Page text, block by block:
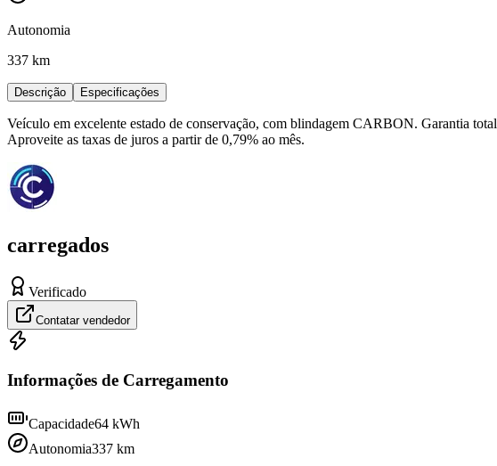
Autonomia
337 km
Descrição Especificações
Veículo em excelente estado de conservação, com blindagem CARBON. Garantia
Aproveite as taxas de juros a partir de 0,79% ao mês.
carregados
Verificado
Contatar vendedor
Informações de Carregamento
Capacidade64 kWh
Autonomia337 km